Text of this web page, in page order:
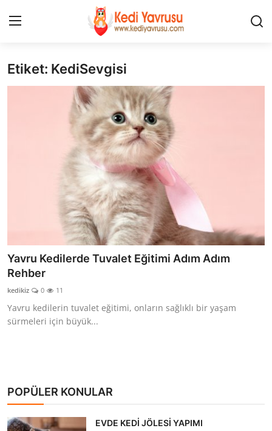
Giriş
KEDİ CİNSLERİ
KEDİ BAKIMI
KEDİ MAMASI
Etiket: KediSevgisi
Yavru Kedilerde Tuvalet Eğitimi Adım Adım
Rehber
kedikiz 0 11
Yavru kedilerin tuvalet eğitimi, onların sağlıklı bir yaşam
sürmeleri için büyük...
POPÜLER KONULAR
EVDE KEDİ JÖLESİ YAPIMI